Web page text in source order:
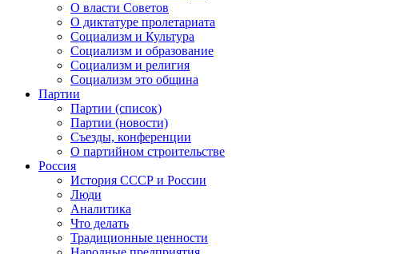
О власти Советов
О диктатуре пролетариата
Социализм и Культура
Социализм и образование
Социализм и религия
Социализм это община
Партии
Партии (список)
Партии (новости)
Съезды, конференции
О партийном строительстве
Россия
История СССР и России
Люди
Аналитика
Что делать
Традиционные ценности